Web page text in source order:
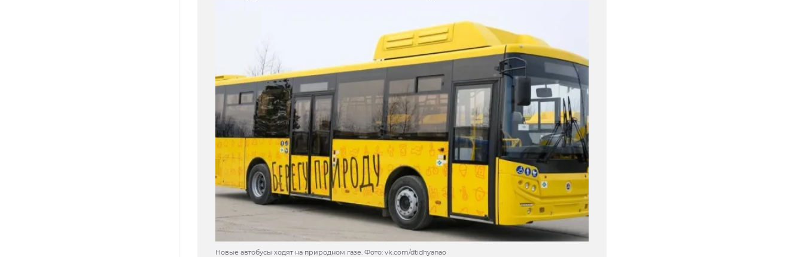
Новые автобусы ходят на природном газе. Фото: vk.com/dtidhyanao